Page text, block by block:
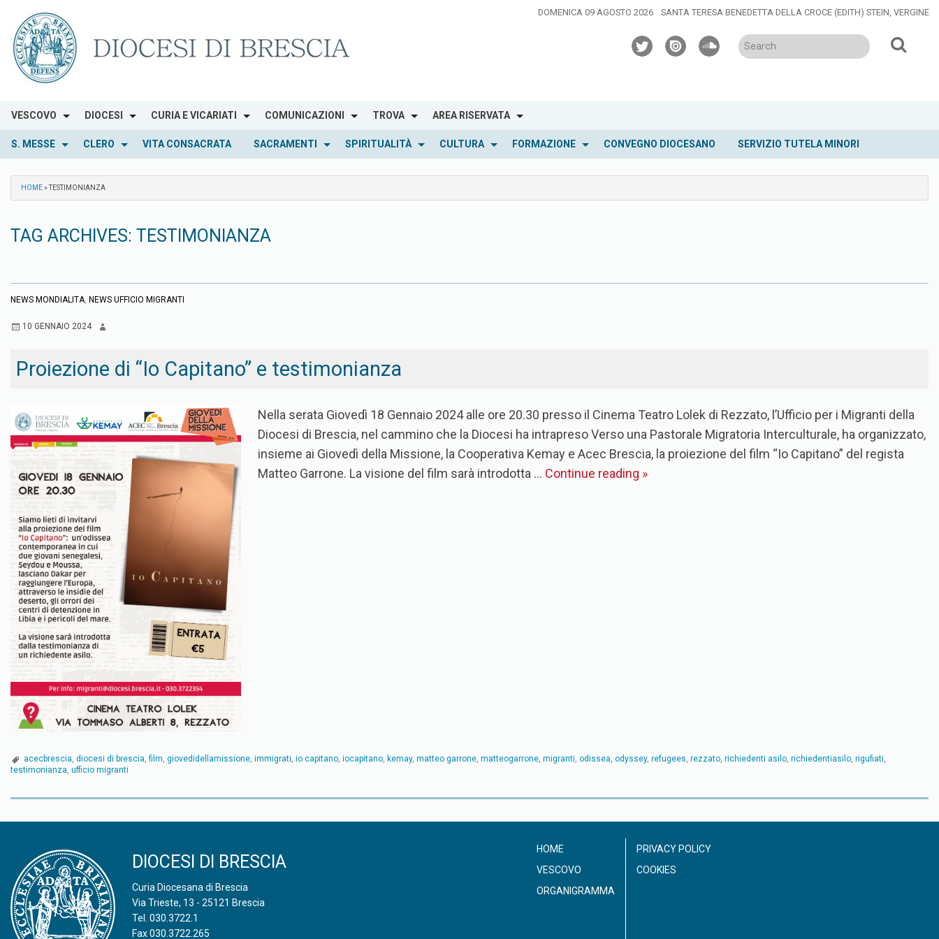
content
DOMENICA 09 AGOSTO 2026 SANTA TERESA BENEDETTA DELLA CROCE (EDITH) STEIN, VERGINE
twitterissuusoundcloud
VESCOVO DIOCESI CURIA E VICARIATI COMUNICAZIONI TROVA AREA RISERVATA
S. MESSE CLERO VITA CONSACRATA SACRAMENTI SPIRITUALITÀ CULTURA FORMAZIONE CONVEGNO DIOCESANO SERVIZIO TUTELA MINORI
HOME» TESTIMONIANZA
TAG ARCHIVES: TESTIMONIANZA
NEWS MONDIALITA, NEWS UFFICIO MIGRANTI
10 GENNAIO 2024
Proiezione di “Io Capitano” e testimonianza
Nella serata Giovedì 18 Gennaio 2024 alle ore 20.30 presso il Cinema Teatro Lolek di Rezzato, l’Ufficio per i Migranti della
Diocesi di Brescia, nel cammino che la Diocesi ha intrapreso Verso una Pastorale Migratoria Interculturale, ha organizzato,
insieme ai Giovedì della Missione, la Cooperativa Kemay e Acec Brescia, la proiezione del film “Io Capitano” del regista
Matteo Garrone. La visione del film sarà introdotta … Continue reading »
acecbrescia, diocesi di brescia,film, giovedidellamissione, immigrati, io capitano, iocapitano, kemay, matteo garrone, matteogarrone, migranti, odissea, odyssey, refugees, rezzato, richiedenti asilo, richiedentiasilo, rigufiati,
testimonianza, ufficio migranti
s
t
DIOCESI DI BRESCIA
Curia Diocesana di Brescia
Via Trieste, 13 - 25121 Brescia
Tel. 030.3722.1
Fax 030.3722.265
HOME
VESCOVO
ORGANIGRAMMA
PRIVACY POLICY
COOKIES